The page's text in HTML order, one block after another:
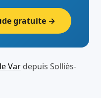
gratuite →
Var depuis Solliès-